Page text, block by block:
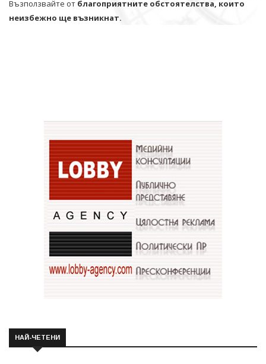
Възползвайте от благоприятните обстоятелства, които
неизбежно ще възникнат.
НАЙ-ЧЕТЕНИ